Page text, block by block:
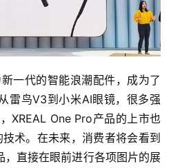
一代的智能浪潮配件，成为了
雷鸟V3到小米AI眼镜，很多强
XREAL One Pro产品的上市也
术。在未来，消费者将会看到
，直接在眼前进行各项图片的展